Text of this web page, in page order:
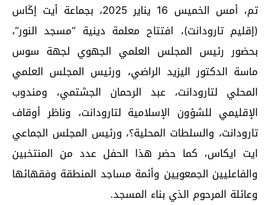
تم، أمس الخميس 16 يناير 2025، بجماعة أيت إڭاس
(إقليم تارودانت)، افتتاح معلمة دينية “مسجد النور”،
بحضور رئيس المجلس العلمي الجهوي لجهة سوس
ماسة الدكتور اليزيد الراضي، ورئيس المجلس العلمي
المحلي لتارودانت، عبد الرحمان الجشتمي، ومندوب
الإقليمي للشؤون الإسلامية لتارودانت، وناظر أوقاف
تارودانت، والسلطات المحلية؟، ورئيس المجلس الجماعي
ايت ايكاس، كما حضر هذا الحفل عدد من المنتخبين
والفاعليين الجمعويين وأئمة مساجد المنطقة وفقهائها
وعائلة المرحوم الذي بناء المسجد.